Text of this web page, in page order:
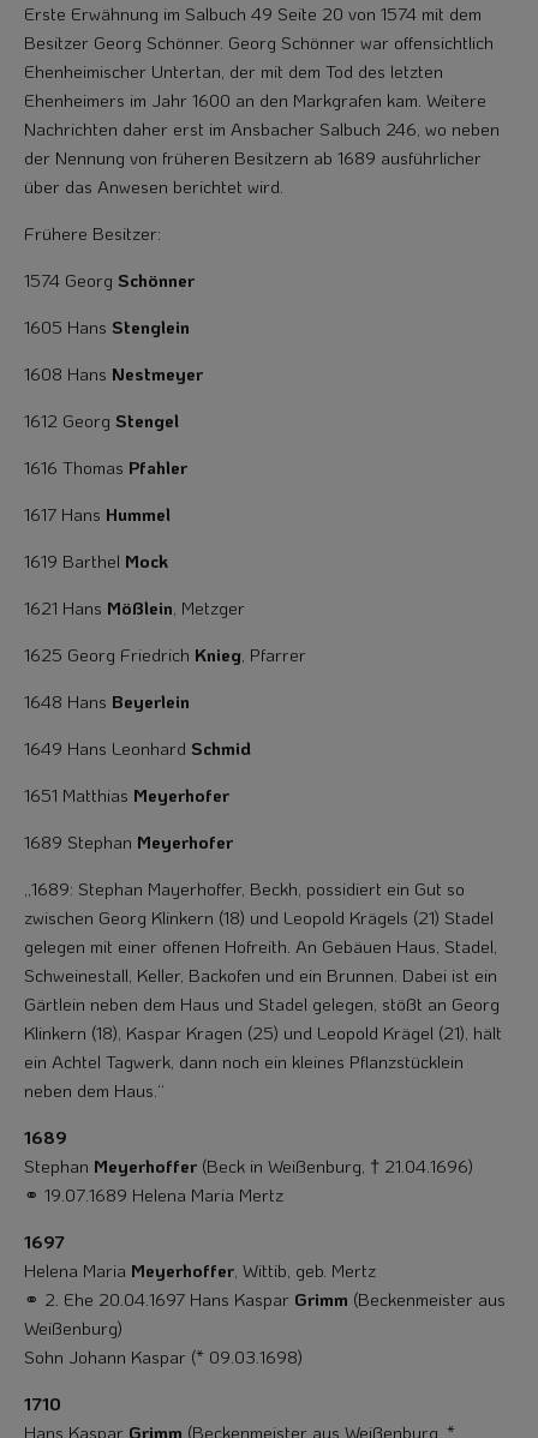
Erste Erwähnung im Salbuch 49 Seite 20 von 1574 mit dem
Besitzer Georg Schön­ner. Georg Schönner war offensichtlich
Ehenheimischer Untertan, der mit dem Tod des letzten
Ehenheimers im Jahr 1600 an den Markgrafen kam. Weitere
Nach­richten daher erst im Ansbacher Salbuch 246, wo neben
der Nennung von früheren Besitzern ab 1689 ausführlicher
über das Anwesen berichtet wird.
Frühere Besitzer:
1574 Georg Schönner
1605 Hans Stenglein
1608 Hans Nestmeyer
1612 Georg Stengel
1616 Thomas Pfahler
1617 Hans Hummel
1619 Barthel Mock
1621 Hans Mößlein, Metzger
1625 Georg Friedrich Knieg, Pfarrer
1648 Hans Beyerlein
1649 Hans Leonhard Schmid
1651 Matthias Meyerhofer
1689 Stephan Meyerhofer
„1689: Stephan Mayerhoffer, Beckh, possidiert ein Gut so
zwischen Georg Klinkern (18) und Leopold Krägels (21) Stadel
gelegen mit einer offenen Hofreith. An Ge­bäuen Haus, Stadel,
Schweinestall, Keller, Backofen und ein Brunnen. Dabei ist ein
Gärtlein neben dem Haus und Stadel gelegen, stößt an Georg
Klinkern (18), Kaspar Kragen (25) und Leopold Krägel (21), hält
ein Achtel Tagwerk, dann noch ein klei­nes Pflanzstücklein
neben dem Haus.“
1689
Stephan Meyerhoffer (Beck in Weißenburg, † 21.04.1696)
⚭ 19.07.1689 Helena Maria Mertz
1697
Helena Maria Meyerhoffer, Wittib, geb. Mertz
⚭ 2. Ehe 20.04.1697 Hans Kaspar Grimm (Beckenmeister aus
Weißenburg)
Sohn Johann Kaspar (* 09.03.1698)
1710
Hans Kaspar Grimm (Beckenmeister aus Weißenburg, *